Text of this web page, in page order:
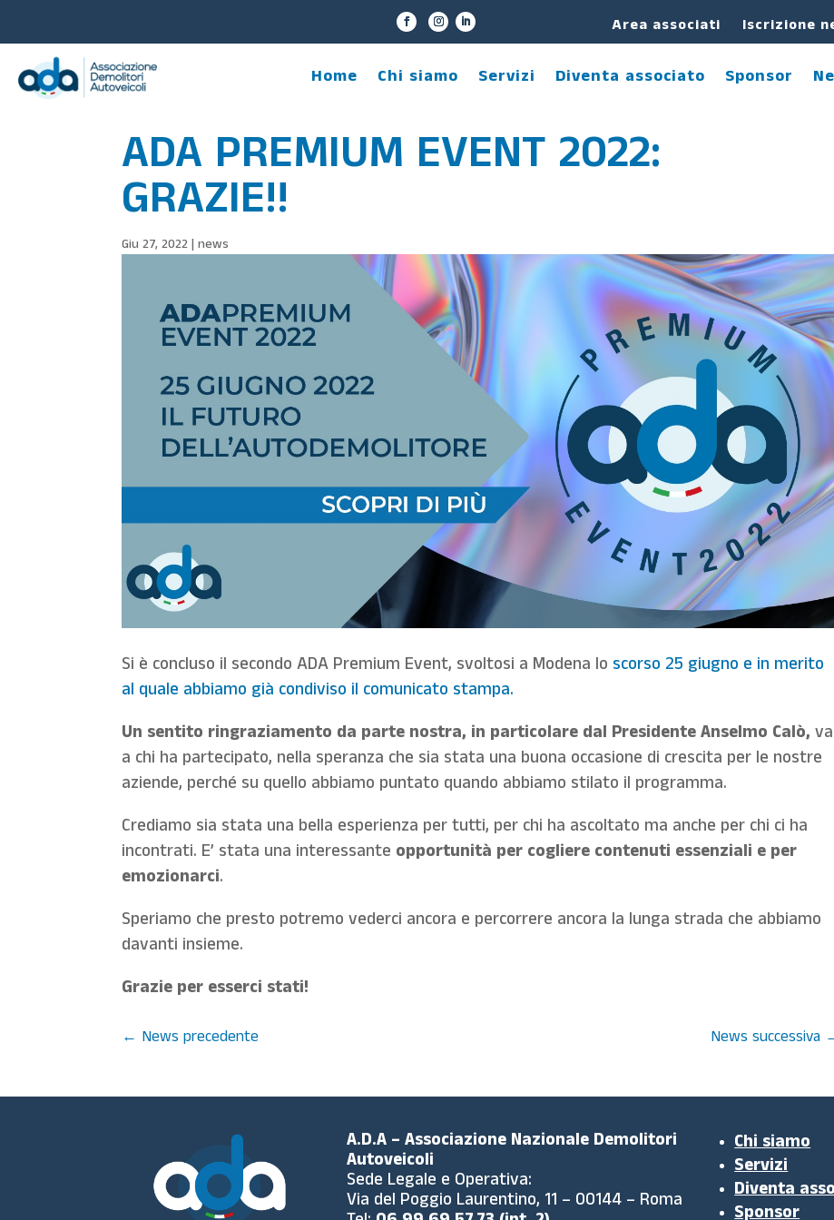
Area associati Iscrizione
Home Chi siamo Servizi Diventa associato Sponsor
ADA PREMIUM EVENT 2022:
GRAZIE!!
Giu 27, 2022 |news
Si è concluso il secondo ADA Premium Event, svoltosi a Modena lo scorso 25 giugno e in merito
al quale abbiamo già condiviso il comunicato stampa.
Un sentito ringraziamento da parte nostra, in particolare dal Presidente Anselmo Calò, va
a chi ha partecipato, nella speranza che sia stata una buona occasione di crescita per le nostre
aziende, perché su quello abbiamo puntato quando abbiamo stilato il programma.
Crediamo sia stata una bella esperienza per tutti, per chi ha ascoltato ma anche per chi ci ha
incontrati. E’ stata una interessante opportunità per cogliere contenuti essenziali e per
emozionarci.
Speriamo che presto potremo vederci ancora e percorrere ancora la lunga strada che abbiamo
davanti insieme.
Grazie per esserci stati!
← News precedente News successiva
A.D.A – Associazione Nazionale Demolitori
Autoveicoli
Sede Legale e Operativa:
Via del Poggio Laurentino, 11 – 00144 – Roma
Chi siamo
Servizi
Diventa
Sponsor